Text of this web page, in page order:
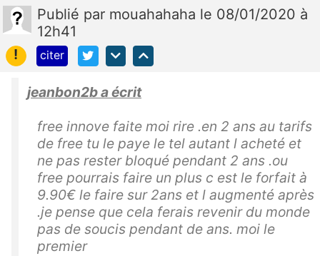
Publié par mouahahaha le 08/01/2020 à
12h41
!
citer
jeanbon2b a écrit
free innove faite moi rire .en 2 ans au tarifs
de free tu le paye le tel autant l acheté et
ne pas rester bloqué pendant 2 ans .ou
free pourrais faire un plus c est le forfait à
9.90€ le faire sur 2ans et l augmenté après
.je pense que cela ferais revenir du monde
pas de soucis pendant de ans. moi le
premier